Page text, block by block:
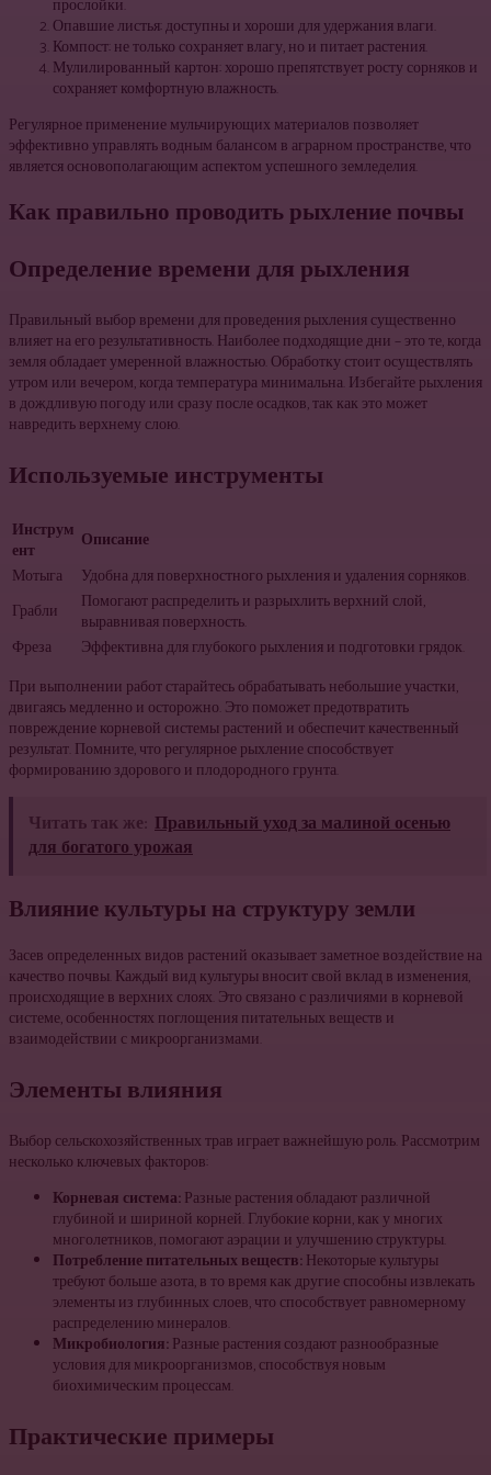
прослойки.
Опавшие листья: доступны и хороши для удержания влаги.
Компост: не только сохраняет влагу, но и питает растения.
Мулилированный картон: хорошо препятствует росту сорняков и
сохраняет комфортную влажность.
Регулярное применение мульчирующих материалов позволяет
эффективно управлять водным балансом в аграрном пространстве, что
является основополагающим аспектом успешного земледелия.
Как правильно проводить рыхление почвы
Определение времени для рыхления
Правильный выбор времени для проведения рыхления существенно
влияет на его результативность. Наиболее подходящие дни – это те, когда
земля обладает умеренной влажностью. Обработку стоит осуществлять
утром или вечером, когда температура минимальна. Избегайте рыхления
в дождливую погоду или сразу после осадков, так как это может
навредить верхнему слою.
Используемые инструменты
Инструм
ент
Описание
Мотыга
Удобна для поверхностного рыхления и удаления сорняков.
Грабли
Помогают распределить и разрыхлить верхний слой,
выравнивая поверхность.
Фреза
Эффективна для глубокого рыхления и подготовки грядок.
При выполнении работ старайтесь обрабатывать небольшие участки,
двигаясь медленно и осторожно. Это поможет предотвратить
повреждение корневой системы растений и обеспечит качественный
результат. Помните, что регулярное рыхление способствует
формированию здорового и плодородного грунта.
Читать так же: Правильный уход за малиной осенью
для богатого урожая
Влияние культуры на структуру земли
Засев определенных видов растений оказывает заметное воздействие на
качество почвы. Каждый вид культуры вносит свой вклад в изменения,
происходящие в верхних слоях. Это связано с различиями в корневой
системе, особенностях поглощения питательных веществ и
взаимодействии с микроорганизмами.
Элементы влияния
Выбор сельскохозяйственных трав играет важнейшую роль. Рассмотрим
несколько ключевых факторов:
Корневая система:Разные растения обладают различной
глубиной и шириной корней. Глубокие корни, как у многих
многолетников, помогают аэрации и улучшению структуры.
Потребление питательных веществ:Некоторые культуры
требуют больше азота, в то время как другие способны извлекать
элементы из глубинных слоев, что способствует равномерному
распределению минералов.
Микробиология:Разные растения создают разнообразные
условия для микроорганизмов, способствуя новым
биохимическим процессам.
Практические примеры